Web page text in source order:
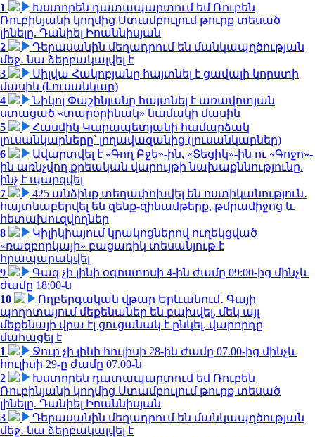
1
Խստորեն դատապարտում եմ Ռուբեն
Ռուբինյանի կողմից Ստամբուլում թուրք տեսած
լինելը. Դանիել Իոաննիսյան
2
Դերասանին մեղադրում են մանկապղծության
մեջ․ նա ձերբակալվել է
3
Սիլվա Հակոբյանը հայտնել է ցավալի կորստի
մասին (Լուսանկար)
4
Նիկոլ Փաշինյանը հայտնել է առավոտյան
ստացած «տարօրինակ» նամակի մասին
5
Հասմիկ Կարապետյանի համարձակ
լուսանկարները՝ լողավազանից (լուսանկարներ)
6
Ավարտվել է «Գող Բջե»-ին, «Տեցիկ»-ին ու «Գոջո»-
ին առնչվող քրեական վարույթի նախաքննությունը.
ինչ է պարզվել
7
425 անձինք տեղափոխվել են ոստիկանություն․
հայտնաբերվել են զենք-զինամթերք, թմրամիջոց և
հետախուզվողներ
8
Կիլիկիայում կրակոցներով ուղեկցված
«ռազբորկայի» բացառիկ տեսանյութ է
հրապարակվել
9
Գազ չի լինի օգոստոսի 4-ին ժամը 09:00-ից մինչև
ժամը 18:00-ն
10
Ողբերգական վթար Երևանում․ Գայի
պողոտայում մեքենաներ են բախվել, մեկ այլ
մեքենայի վրա էլ ցուցանակ է ընկել. վարորդը
մահացել է
1
Ջուր չի լինի հուլիսի 28-ին ժամը 07.00-ից մինչև
հուլիսի 29-ը ժամը 07.00-ն
2
Խստորեն դատապարտում եմ Ռուբեն
Ռուբինյանի կողմից Ստամբուլում թուրք տեսած
լինելը. Դանիել Իոաննիսյան
3
Դերասանին մեղադրում են մանկապղծության
մեջ․ նա ձերբակալվել է